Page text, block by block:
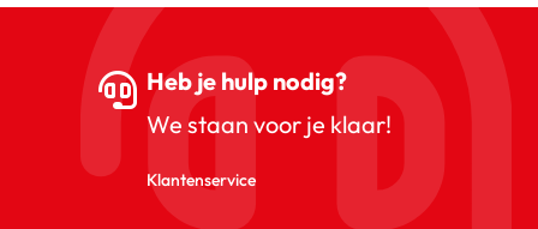
Heb je hulp nodig?
We staan voor je klaar!
Klantenservice